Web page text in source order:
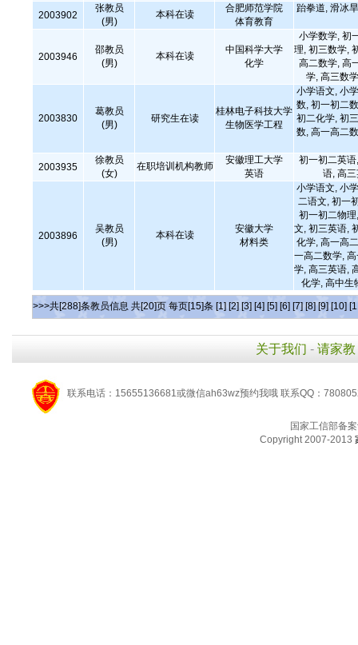
2003902
张教员
(男)
本科在读
合肥师范学院
体育教育
跆拳道, 滑冰
2003946
邵教员
(男)
本科在读
中国科学大学
化学
小学数学, 初
理, 初三数学,
高二数学, 高
学, 高三数
2003830
葛教员
(男)
研究生在读
桂林电子科技大学
生物医学工程
小学语文, 小
数, 初一初二
初二化学, 初
数, 高一高二
2003935
徐教员
(女)
在职培训机构教师
安徽理工大学
英语
初一初二英
语, 高
2003896
吴教员
(男)
本科在读
安徽大学
材料类
小学语文, 小
二语文, 初一
初一初二物
文, 初三英语,
化学, 高一高
一高二数学,
学, 高三英语,
化学, 高中生
>>>共[288]条教员信息 共[20]页 每页[15]条 [1] [2] [3] [4] [5] [6] [7] [8] [9] [10]
关于我们 - 请家教
联系电话：15655136681或微信ah63wz预约我哦 联系QQ：
国家工信部备
Copyright 2007-2013